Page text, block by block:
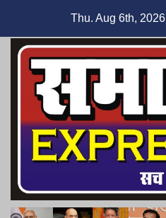
content
Thu. Aug 6th, 2026